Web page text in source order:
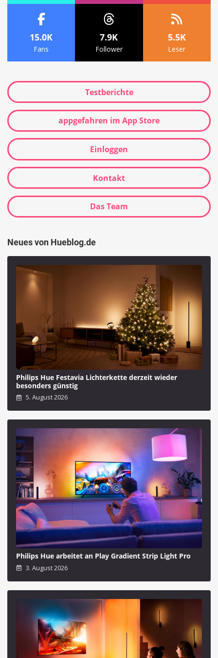
15.0K
Fans
7.9K
Follower
5.5K
Leser
Testberichte
appgefahren im App Store
Einloggen
Kontakt
Das Team
Neues von Hueblog.de
Philips Hue Festavia Lichterkette derzeit wieder
besonders günstig
5. August 2026
Philips Hue arbeitet an Play Gradient Strip Light Pro
3. August 2026